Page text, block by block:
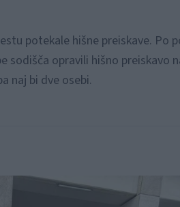
potekale hišne preiskave. Po
opravili hišno preiskavo
naj bi dve osebi.